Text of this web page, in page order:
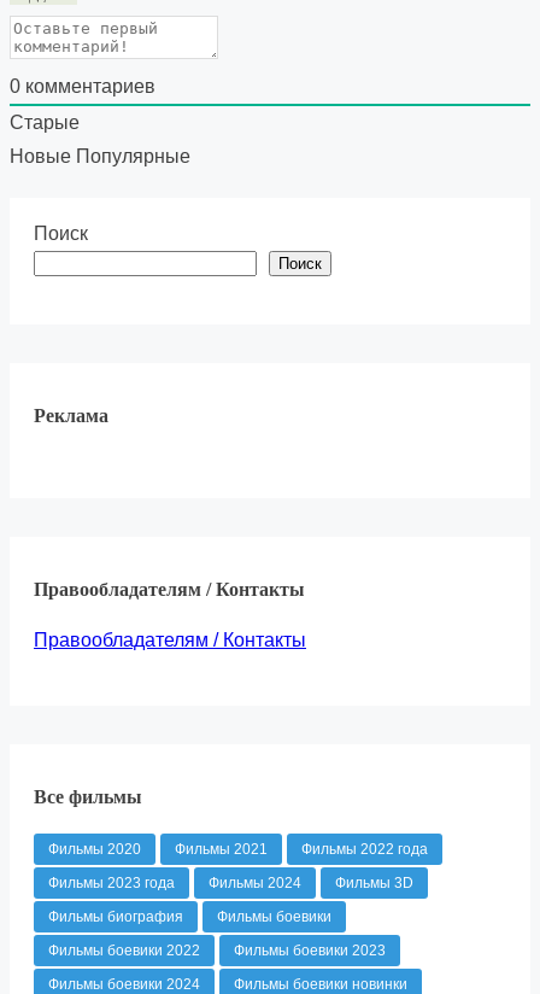
0 комментариев
Старые
Новые Популярные
Поиск
Поиск
Реклама
Правообладателям / Контакты
Правообладателям / Контакты
Все фильмы
Фильмы 2020 Фильмы 2021
Фильмы 2022 года
Фильмы 2023 года
Фильмы 2024
Фильмы 3D
Фильмы биография
Фильмы боевики
Фильмы боевики 2022
Фильмы боевики 2023
Фильмы боевики 2024
Фильмы боевики новинки